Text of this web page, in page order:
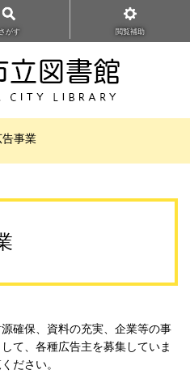
さがす 閲覧補助
告事業
確保、資料の充実、企業等の事
て、各種広告主を募集していま
ださい。